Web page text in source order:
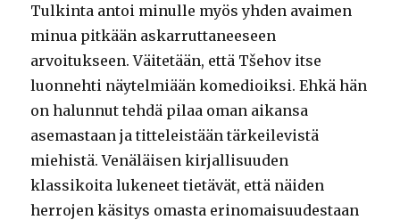
Tulkinta antoi minulle myös yhden avaimen
minua pitkään askarruttaneeseen
arvoitukseen. Väitetään, että Tšehov itse
luonnehti näytelmiään komedioiksi. Ehkä hän
on halunnut tehdä pilaa oman aikansa
asemastaan ja titteleistään tärkeilevistä
miehistä. Venäläisen kirjallisuuden
klassikoita lukeneet tietävät, että näiden
herrojen käsitys omasta erinomaisuudestaan